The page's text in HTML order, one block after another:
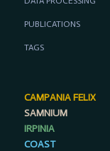
PUBLICATIONS
TAGS
CAMPANIA FELIX
SAMNIUM
IRPINIA
COAST